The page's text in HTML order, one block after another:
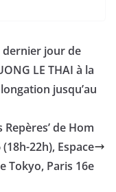
dernier jour de
LE THAI à la
jusqu’au
de Hom
22h), Espace
Tokyo, Paris 16e